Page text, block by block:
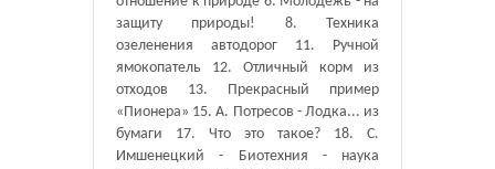
защиту природы! 8. Техника
озеленения автодорог 11. Ручной
ямокопатель 12. Отличный корм из
отходов 13. Прекрасный пример
«Пионера» 15. А. Потресов - Лодка... из
бумаги 17. Что это такое? 18. С.
Имшенецкий - Биотехния - наука